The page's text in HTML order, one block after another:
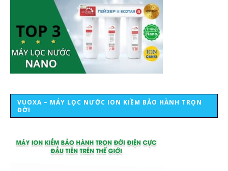
VUOXA – MÁY LỌC NƯỚC ION KIỀM BẢO HÀNH TRỌN
ĐỜI